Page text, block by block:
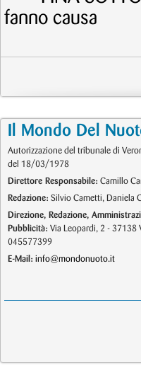
fanno causa
Il Mondo Del
Autorizzazione del tribunale di
del 18/03/1978
Direttore Responsabile: Camillo
Redazione: Silvio Cametti, Daniela
Direzione, Redazione,
Pubblicità: Via Leopardi, 2 - 37138
045577399
E-Mail: info@mondonuoto.it